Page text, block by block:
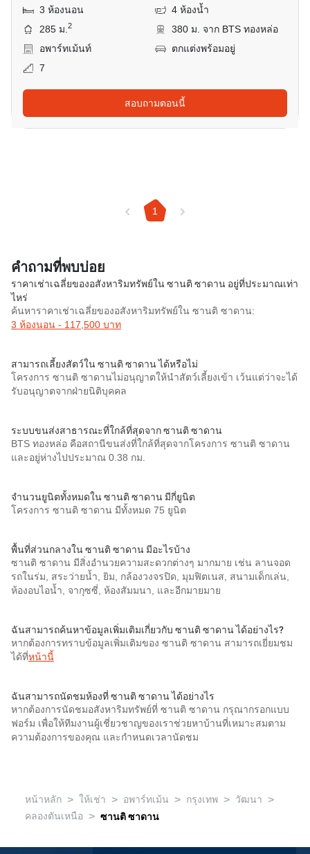
3 ห้องนอน
4 ห้องน้ำ
285 ม.2
380 ม. จาก BTS ทองหล่อ
อพาร์ทเม้นท์
ตกแต่งพร้อมอยู่
7
สอบถามตอนนี้
1
คำถามที่พบบ่อย
ราคาเช่าเฉลี่ยของอสังหาริมทรัพย์ใน ซานติ ซาดาน อยู่ที่ประมาณเท่า
ไหร่
ค้นหาราคาเช่าเฉลี่ยของอสังหาริมทรัพย์ใน ซานติ ซาดาน:
3 ห้องนอน - 117,500 บาท
สามารถเลี้ยงสัตว์ใน ซานติ ซาดาน ได้หรือไม่
โครงการ ซานติ ซาดานไม่อนุญาตให้นำสัตว์เลี้ยงเข้า เว้นแต่ว่าจะได้
รับอนุญาตจากฝ่ายนิติบุคคล
ระบบขนส่งสาธารณะที่ใกล้ที่สุดจาก ซานติ ซาดาน
BTS ทองหล่อ คือสถานีขนส่งที่ใกล้ที่สุดจากโครงการ ซานติ ซาดาน
และอยู่ห่างไปประมาณ 0.38 กม.
จำนวนยูนิตทั้งหมดใน ซานติ ซาดาน มีกี่ยูนิต
โครงการ ซานติ ซาดาน มีทั้งหมด 75 ยูนิต
พื้นที่ส่วนกลางใน ซานติ ซาดาน มีอะไรบ้าง
ซานติ ซาดาน มีสิ่งอำนวยความสะดวกต่างๆ มากมาย เช่น ลานจอด
รถในร่ม, สระว่ายน้ำ, ยิม, กล้องวงจรปิด, มุมฟิตเนส, สนามเด็กเล่น,
ห้องอบไอน้ำ, จากุซซี่, ห้องสัมมนา, และอีกมายมาย
ฉันสามารถค้นหาข้อมูลเพิ่มเติมเกี่ยวกับ ซานติ ซาดาน ได้อย่างไร?
หากต้องการทราบข้อมูลเพิ่มเติมของ ซานติ ซาดาน สามารถเยี่ยมชม
ได้ที่หน้านี้
ฉันสามารถนัดชมห้องที่ ซานติ ซาดาน ได้อย่างไร
หากต้องการนัดชมอสังหาริมทรัพย์ที่ ซานติ ซาดาน กรุณากรอกแบบ
ฟอร์ม เพื่อให้ทีมงานผู้เชี่ยวชาญของเราช่วยหาบ้านที่เหมาะสมตาม
ความต้องการของคุณ และกำหนดเวลานัดชม
หน้าหลัก > ให้เช่า > อพาร์ทเม้น > กรุงเทพ > วัฒนา >
คลองตันเหนือ > ซานติ ซาดาน